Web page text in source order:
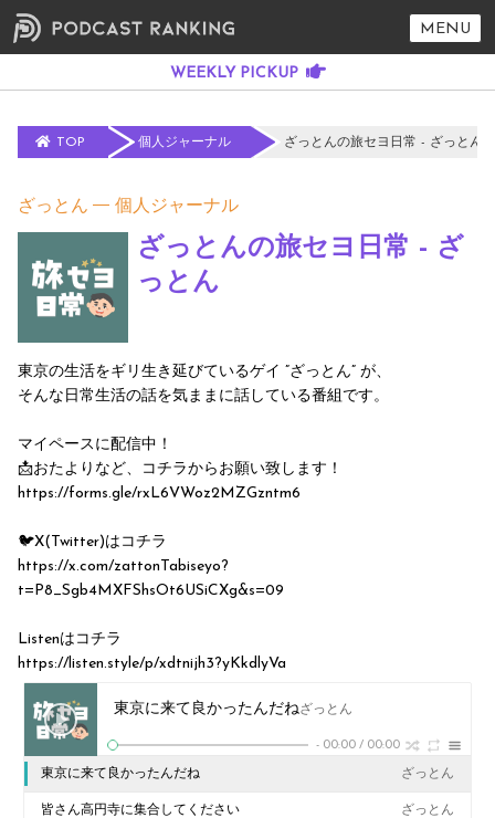
MENU
TOP 個人ジャーナル ざっとんの旅セヨ日常 - ざっとん
ざっとん 個人ジャーナル
ざっとんの旅セヨ日常 - ざ
っとん
東京の生活をギリ生き延びているゲイ ”ざっとん” が、
そんな日常生活の話を気ままに話している番組です。
マイペースに配信中！
📩おたよりなど、コチラからお願い致します！
https://forms.gle/rxL6VWoz2MZGzntm6
🐦X(Twitter)はコチラ
https://x.com/zattonTabiseyo?
t=P8_Sgb4MXFShsOt6USiCXg&s=09
Listenはコチラ
https://listen.style/p/xdtnijh3?yKkdlyVa
東京に来て良かったんだねざっとん
- 00:00 / 00:00
東京に来て良かったんだね ざっとん
皆さん高円寺に集合してください ざっとん